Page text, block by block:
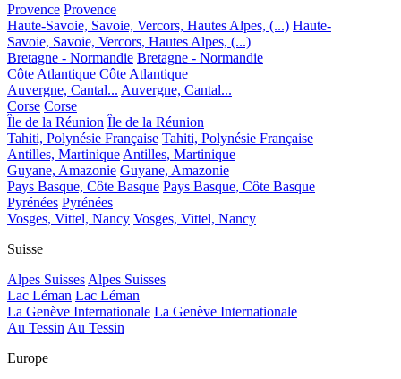
Provence Provence
Haute-Savoie, Savoie, Vercors, Hautes Alpes, (...) Haute-
Savoie, Savoie, Vercors, Hautes Alpes, (...)
Bretagne - Normandie Bretagne - Normandie
Côte Atlantique Côte Atlantique
Auvergne, Cantal... Auvergne, Cantal...
Corse Corse
Île de la Réunion Île de la Réunion
Tahiti, Polynésie Française Tahiti, Polynésie Française
Antilles, Martinique Antilles, Martinique
Guyane, Amazonie Guyane, Amazonie
Pays Basque, Côte Basque Pays Basque, Côte Basque
Pyrénées Pyrénées
Vosges, Vittel, Nancy Vosges, Vittel, Nancy
Suisse
Alpes Suisses Alpes Suisses
Lac Léman Lac Léman
La Genève Internationale La Genève Internationale
Au Tessin Au Tessin
Europe